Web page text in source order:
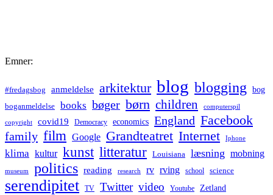
Emner:
#fredagsbog anmeldelse arkitektur blog blogging bog
boganmeldelse books bøger børn children computerspil
copyright covid19 Democracy economics England Facebook
family film Google Grandteatret Internet Iphone
klima kultur kunst litteratur Louisiana læsning mobning
museum politics reading research rv rving school science
serendipitet TV Twitter video Youtube Zetland